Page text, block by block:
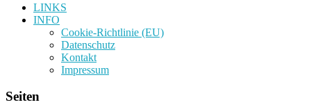
LINKS
INFO
Cookie-Richtlinie (EU)
Datenschutz
Kontakt
Impressum
Seiten